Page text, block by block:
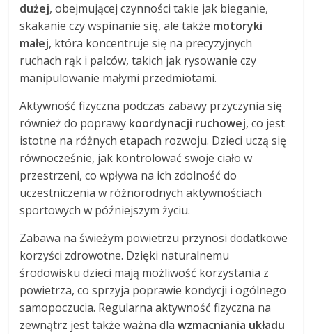
dużej, obejmującej czynności takie jak bieganie,
skakanie czy wspinanie się, ale także motoryki
małej, która koncentruje się na precyzyjnych
ruchach rąk i palców, takich jak rysowanie czy
manipulowanie małymi przedmiotami.
Aktywność fizyczna podczas zabawy przyczynia się
również do poprawy koordynacji ruchowej, co jest
istotne na różnych etapach rozwoju. Dzieci uczą się
równocześnie, jak kontrolować swoje ciało w
przestrzeni, co wpływa na ich zdolność do
uczestniczenia w różnorodnych aktywnościach
sportowych w późniejszym życiu.
Zabawa na świeżym powietrzu przynosi dodatkowe
korzyści zdrowotne. Dzięki naturalnemu
środowisku dzieci mają możliwość korzystania z
powietrza, co sprzyja poprawie kondycji i ogólnego
samopoczucia. Regularna aktywność fizyczna na
zewnątrz jest także ważna dlawzmacniania układu